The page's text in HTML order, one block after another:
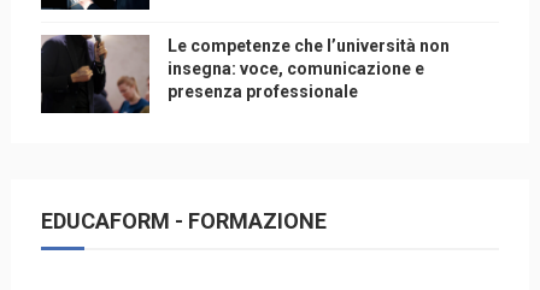
Le competenze che l’università non
insegna: voce, comunicazione e
presenza professionale
EDUCAFORM - FORMAZIONE